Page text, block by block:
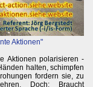
Aktionen"
Aktionen polarisieren -
halten, schimpfen
fordern sie, zu
Doch: Braucht